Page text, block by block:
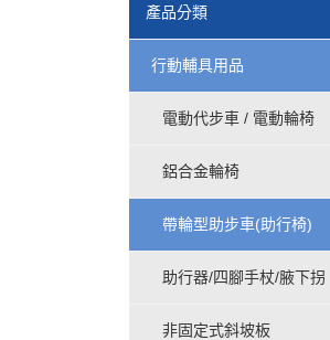
產品分類
行動輔具用品
電動代步車 / 電動輪椅
鋁合金輪椅
帶輪型助步車(助行椅)
助行器/四腳手杖/腋下拐
非固定式斜坡板